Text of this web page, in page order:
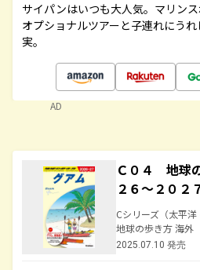
サイパンはいつも大人気。マリンス
オプショナルツアーと子連れにう
実。
AD
Ｃ０４ 地球
２６～２０２
Cシリーズ（太平洋
地球の歩き方 海外
2025.07.10 発売